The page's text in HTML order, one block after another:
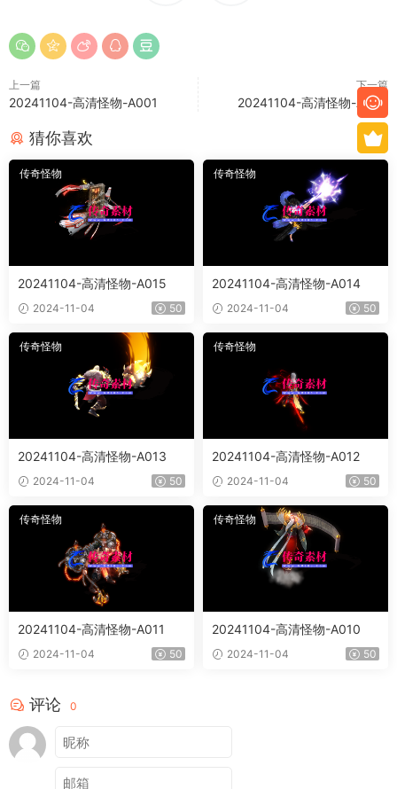
上一篇
20241104-高清怪物-A001
下一篇
20241104-高清怪物-A003
猜你喜欢
传奇怪物
20241104-高清怪物-A015
2024-11-04 50
传奇怪物
20241104-高清怪物-A014
2024-11-04 50
传奇怪物
20241104-高清怪物-A013
2024-11-04 50
传奇怪物
20241104-高清怪物-A012
2024-11-04 50
传奇怪物
20241104-高清怪物-A011
2024-11-04 50
传奇怪物
20241104-高清怪物-A010
2024-11-04 50
评论 0